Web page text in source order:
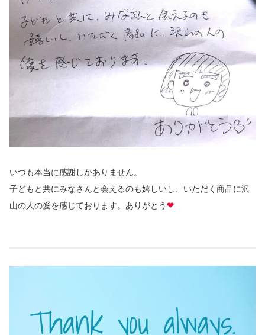
いつも本当に感謝しかありません。
子どもと共にみなさんと会えるのも嬉しいし、いただく商品に沢
山の人の愛を感じております。ありがとう❤